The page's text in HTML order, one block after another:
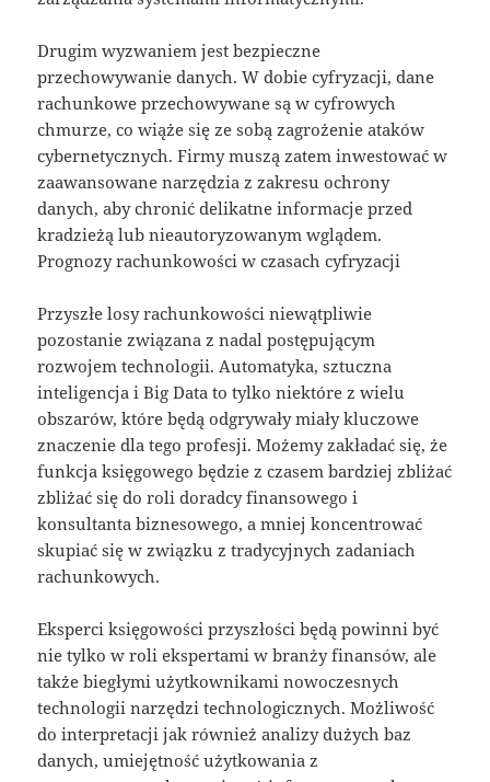
Drugim wyzwaniem jest bezpieczne
przechowywanie danych. W dobie cyfryzacji, dane
rachunkowe przechowywane są w cyfrowych
chmurze, co wiąże się ze sobą zagrożenie ataków
cybernetycznych. Firmy muszą zatem inwestować w
zaawansowane narzędzia z zakresu ochrony
danych, aby chronić delikatne informacje przed
kradzieżą lub nieautoryzowanym wglądem.
Prognozy rachunkowości w czasach cyfryzacji
Przyszłe losy rachunkowości niewątpliwie
pozostanie związana z nadal postępującym
rozwojem technologii. Automatyka, sztuczna
inteligencja i Big Data to tylko niektóre z wielu
obszarów, które będą odgrywały miały kluczowe
znaczenie dla tego profesji. Możemy zakładać się, że
funkcja księgowego będzie z czasem bardziej zbliżać
zbliżać się do roli doradcy finansowego i
konsultanta biznesowego, a mniej koncentrować
skupiać się w związku z tradycyjnych zadaniach
rachunkowych.
Eksperci księgowości przyszłości będą powinni być
nie tylko w roli ekspertami w branży finansów, ale
także biegłymi użytkownikami nowoczesnych
technologii narzędzi technologicznych. Możliwość
do interpretacji jak również analizy dużych baz
danych, umiejętność użytkowania z